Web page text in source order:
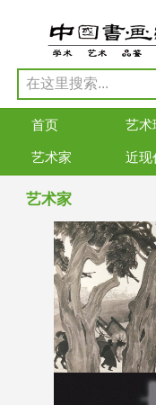
首页 艺术
艺术家 近现
艺术家